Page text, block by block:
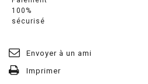
Envoyer à un ami
Imprimer